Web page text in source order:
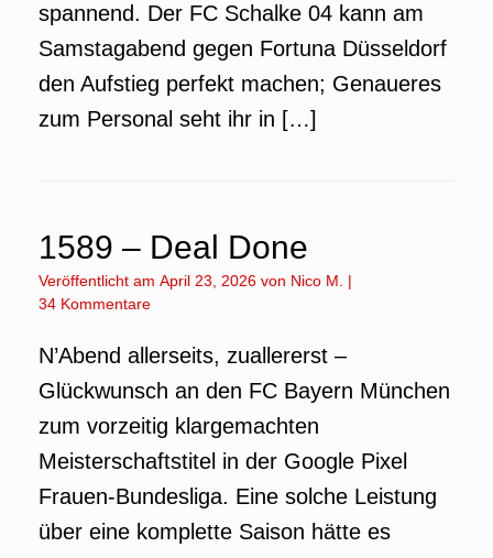
spannend. Der FC Schalke 04 kann am
Samstagabend gegen Fortuna Düsseldorf
den Aufstieg perfekt machen; Genaueres
zum Personal seht ihr in […]
1589 – Deal Done
Veröffentlicht am April 23, 2026 von Nico M.
|
34 Kommentare
N’Abend allerseits, zuallererst –
Glückwunsch an den FC Bayern München
zum vorzeitig klargemachten
Meisterschaftstitel in der Google Pixel
Frauen-Bundesliga. Eine solche Leistung
über eine komplette Saison hätte es